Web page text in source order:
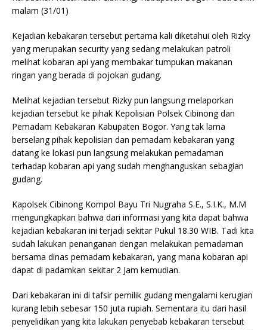
malam (31/01)
Kejadian kebakaran tersebut pertama kali diketahui oleh Rizky
yang merupakan security yang sedang melakukan patroli
melihat kobaran api yang membakar tumpukan makanan
ringan yang berada di pojokan gudang.
Melihat kejadian tersebut Rizky pun langsung melaporkan
kejadian tersebut ke pihak Kepolisian Polsek Cibinong dan
Pemadam Kebakaran Kabupaten Bogor. Yang tak lama
berselang pihak kepolisian dan pemadam kebakaran yang
datang ke lokasi pun langsung melakukan pemadaman
terhadap kobaran api yang sudah menghanguskan sebagian
gudang.
Kapolsek Cibinong Kompol Bayu Tri Nugraha S.E., S.I.K., M.M
mengungkapkan bahwa dari informasi yang kita dapat bahwa
kejadian kebakaran ini terjadi sekitar Pukul 18.30 WIB. Tadi kita
sudah lakukan penanganan dengan melakukan pemadaman
bersama dinas pemadam kebakaran, yang mana kobaran api
dapat di padamkan sekitar 2 Jam kemudian.
Dari kebakaran ini di tafsir pemilik gudang mengalami kerugian
kurang lebih sebesar 150 juta rupiah. Sementara itu dari hasil
penyelidikan yang kita lakukan penyebab kebakaran tersebut